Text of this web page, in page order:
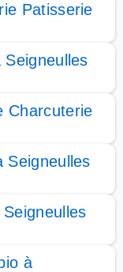
Patisserie
Charcuterie
Seigneulles
à